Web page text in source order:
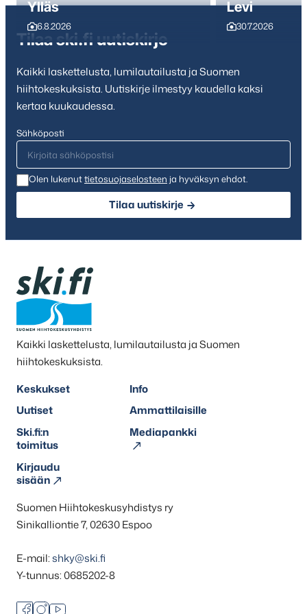
Ylläs
6.8.2026
Levi
30.7.2026
Tilaa ski.fi uutiskirje
Kaikki laskettelusta, lumilautailusta ja Suomen
hiihtokeskuksista. Uutiskirje ilmestyy kaudella kaksi
kertaa kuukaudessa.
Sähköposti
Olen lukenuttietosuojaselosteen ja hyväksyn ehdot.
Tilaa uutiskirje
Kaikki laskettelusta, lumilautailusta ja Suomen
hiihtokeskuksista.
Keskukset
Info
Uutiset
Ammattilaisille
Ski.fi:n
toimitus
Mediapankki
Kirjaudu
sisään
Suomen Hiihtokeskusyhdistys ry
Sinikalliontie 7, 02630 Espoo
E-mail:shky@ski.fi
Y-tunnus: 0685202-8
Facebook
Instagram
Youtube